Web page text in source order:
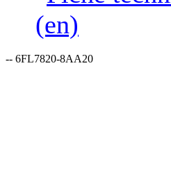
(en)
-- 6FL7820-8AA20